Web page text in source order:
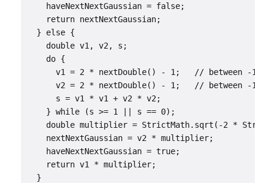
    haveNextNextGaussian = false;
    return nextNextGaussian;
  } else {
    double v1, v2, s;
    do {
v1 = 2 * nextDouble() - 1;   // between -
v2 = 2 * nextDouble() - 1;   // between -
      s = v1 * v1 + v2 * v2;
    } while (s >= 1 || s == 0);
double multiplier = StrictMath.sqrt(-2 *
    nextNextGaussian = v2 * multiplier;
    haveNextNextGaussian = true;
    return v1 * multiplier;
  }